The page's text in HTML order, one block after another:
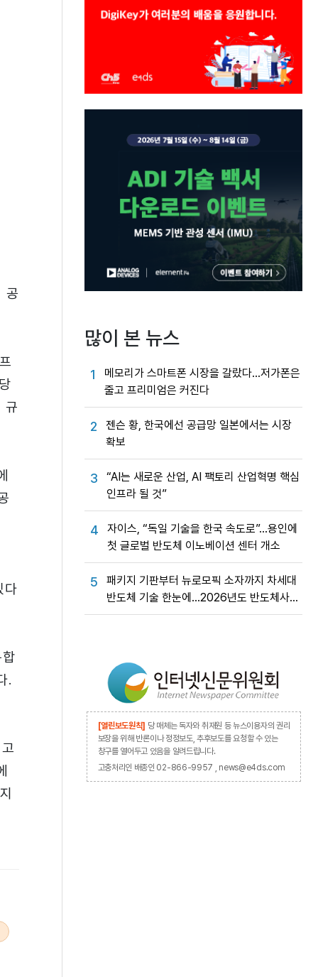
공
규
다
.
많이 본 뉴스
1
메모리가 스마트폰 시장을 갈랐다…저가폰은
줄고 프리미엄은 커진다
2
젠슨 황, 한국에선 공급망 일본에서는 시장
확보
3
“AI는 새로운 산업, AI 팩토리 산업혁명 핵심
인프라 될 것”
4
자이스, “독일 기술을 한국 속도로”…용인에
첫 글로벌 반도체 이노베이션 센터 개소
5
패키지 기판부터 뉴로모픽 소자까지 차세대
반도체 기술 한눈에…2026년도 반도체사업
성과교류회
[열린보도원칙] 당 매체는 독자와 취재원 등 뉴스이용자의 권리
보장을 위해 반론이나 정정보도, 추후보도를 요청할 수 있는
창구를 열어두고 있음을 알려드립니다.
고충처리인 배종인 02-866-9957 , news@e4ds.com